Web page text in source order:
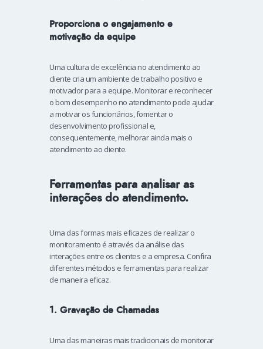
Proporciona o engajamento e
motivação da equipe
Uma cultura de excelência no atendimento ao
cliente cria um ambiente de trabalho positivo e
motivador para a equipe. Monitorar e reconhecer
o bom desempenho no atendimento pode ajudar
a motivar os funcionários, fomentar o
desenvolvimento profissional e,
consequentemente, melhorar ainda mais o
atendimento ao cliente.
Ferramentas para analisar as
interações do atendimento.
Uma das formas mais eficazes de realizar o
monitoramento é através da análise das
interações entre os clientes e a empresa. Confira
diferentes métodos e ferramentas para realizar
de maneira eficaz.
1. Gravação de Chamadas
Uma das maneiras mais tradicionais de monitorar